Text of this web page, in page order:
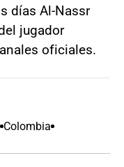
días Al-Nassr
jugador
oficiales.
Colombia